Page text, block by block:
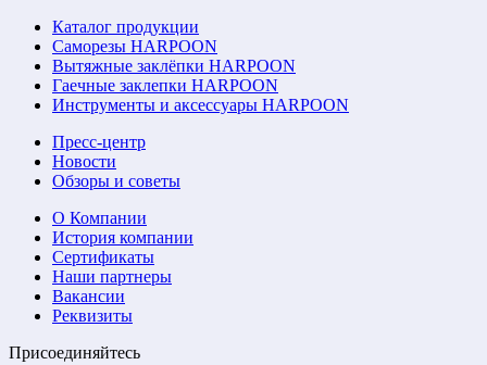
Каталог продукции
Саморезы HARPOON
Вытяжные заклёпки HARPOON
Гаечные заклепки HARPOON
Инструменты и аксессуары HARPOON
Пресс-центр
Новости
Обзоры и советы
О Компании
История компании
Сертификаты
Наши партнеры
Вакансии
Реквизиты
Присоединяйтесь